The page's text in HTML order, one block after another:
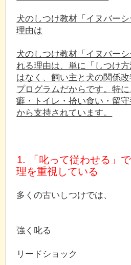
犬のしつけ教材「イヌバー
理由は
犬のしつけ教材「イヌバー
れる理由は、単に「しつけ
はなく、飼い主と犬の関係
プログラムだからです。特
癖・トイレ・拾い食い・留
から支持されています。
1. 「叱って従わせる」
理を重視している
多くの古いしつけでは、
強く叱る
リードショック